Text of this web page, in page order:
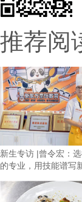
推荐阅
新生专访 |曾令宏：
的专业，用技能谱写